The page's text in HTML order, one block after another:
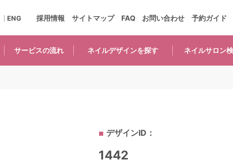
サービスの流れ ネイルデザインを探す ネイルサロン
採用情報 サイトマップ FAQ お問い合わせ 予約ガイド
ENG
デザインID：
1442